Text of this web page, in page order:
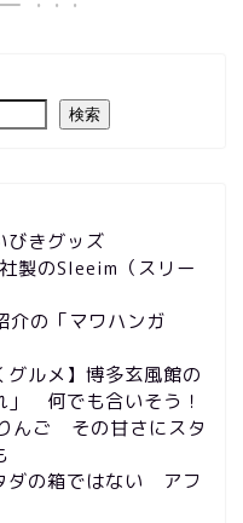
検索
びきグッズ
製のSleeim（スリー
介の「マワハンガ
グルメ】博多玄風館の
」 何でも合いそう！
んご その甘さにスタ
ダの箱ではない アフ